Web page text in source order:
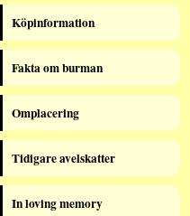
Köpinformation
Fakta om burman
Omplacering
Tidigare avelskatter
In loving memory